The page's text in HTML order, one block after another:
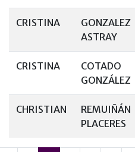
CRISTINA
GONZALEZ
ASTRAY
CRISTINA
COTADO
GONZÁLEZ
CHRISTIAN
REMUIÑÁN
PLACERES